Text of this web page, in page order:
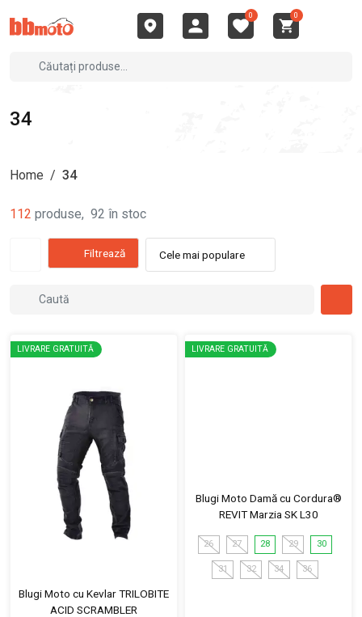
0 0
34
Home / 34
112 produse, 92 în stoc
Filtrează Cele mai populare
LIVRARE GRATUITĂ
Blugi Moto cu Kevlar TRILOBITE
ACID SCRAMBLER
LIVRARE GRATUITĂ
Blugi Moto Damă cu Cordura®
REVIT Marzia SK L30
26 27 28 29 30
31 32 34 36